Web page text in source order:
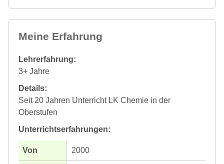
Meine Erfahrung
Lehrerfahrung:
3+ Jahre
Details:
Seit 20 Jahren Unterricht LK Chemie in der
Oberstufen
Unterrichtserfahrungen:
2000